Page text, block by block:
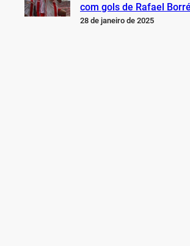
com gols de Rafael
28 de janeiro de 2025